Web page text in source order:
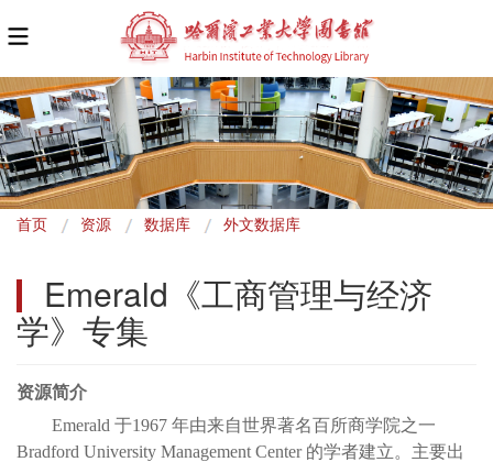
面
首页 资源 数据库 外文数据库
Emerald《工商管理与经济
学》专集
资源简介
Emerald 于1967 年由来自世界著名百所商学院之一
Bradford University Management Center 的学者建立。主要出